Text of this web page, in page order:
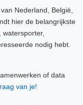
Nederland, België,
hier de belangrijkste
nodig hebt.
of data
van je!